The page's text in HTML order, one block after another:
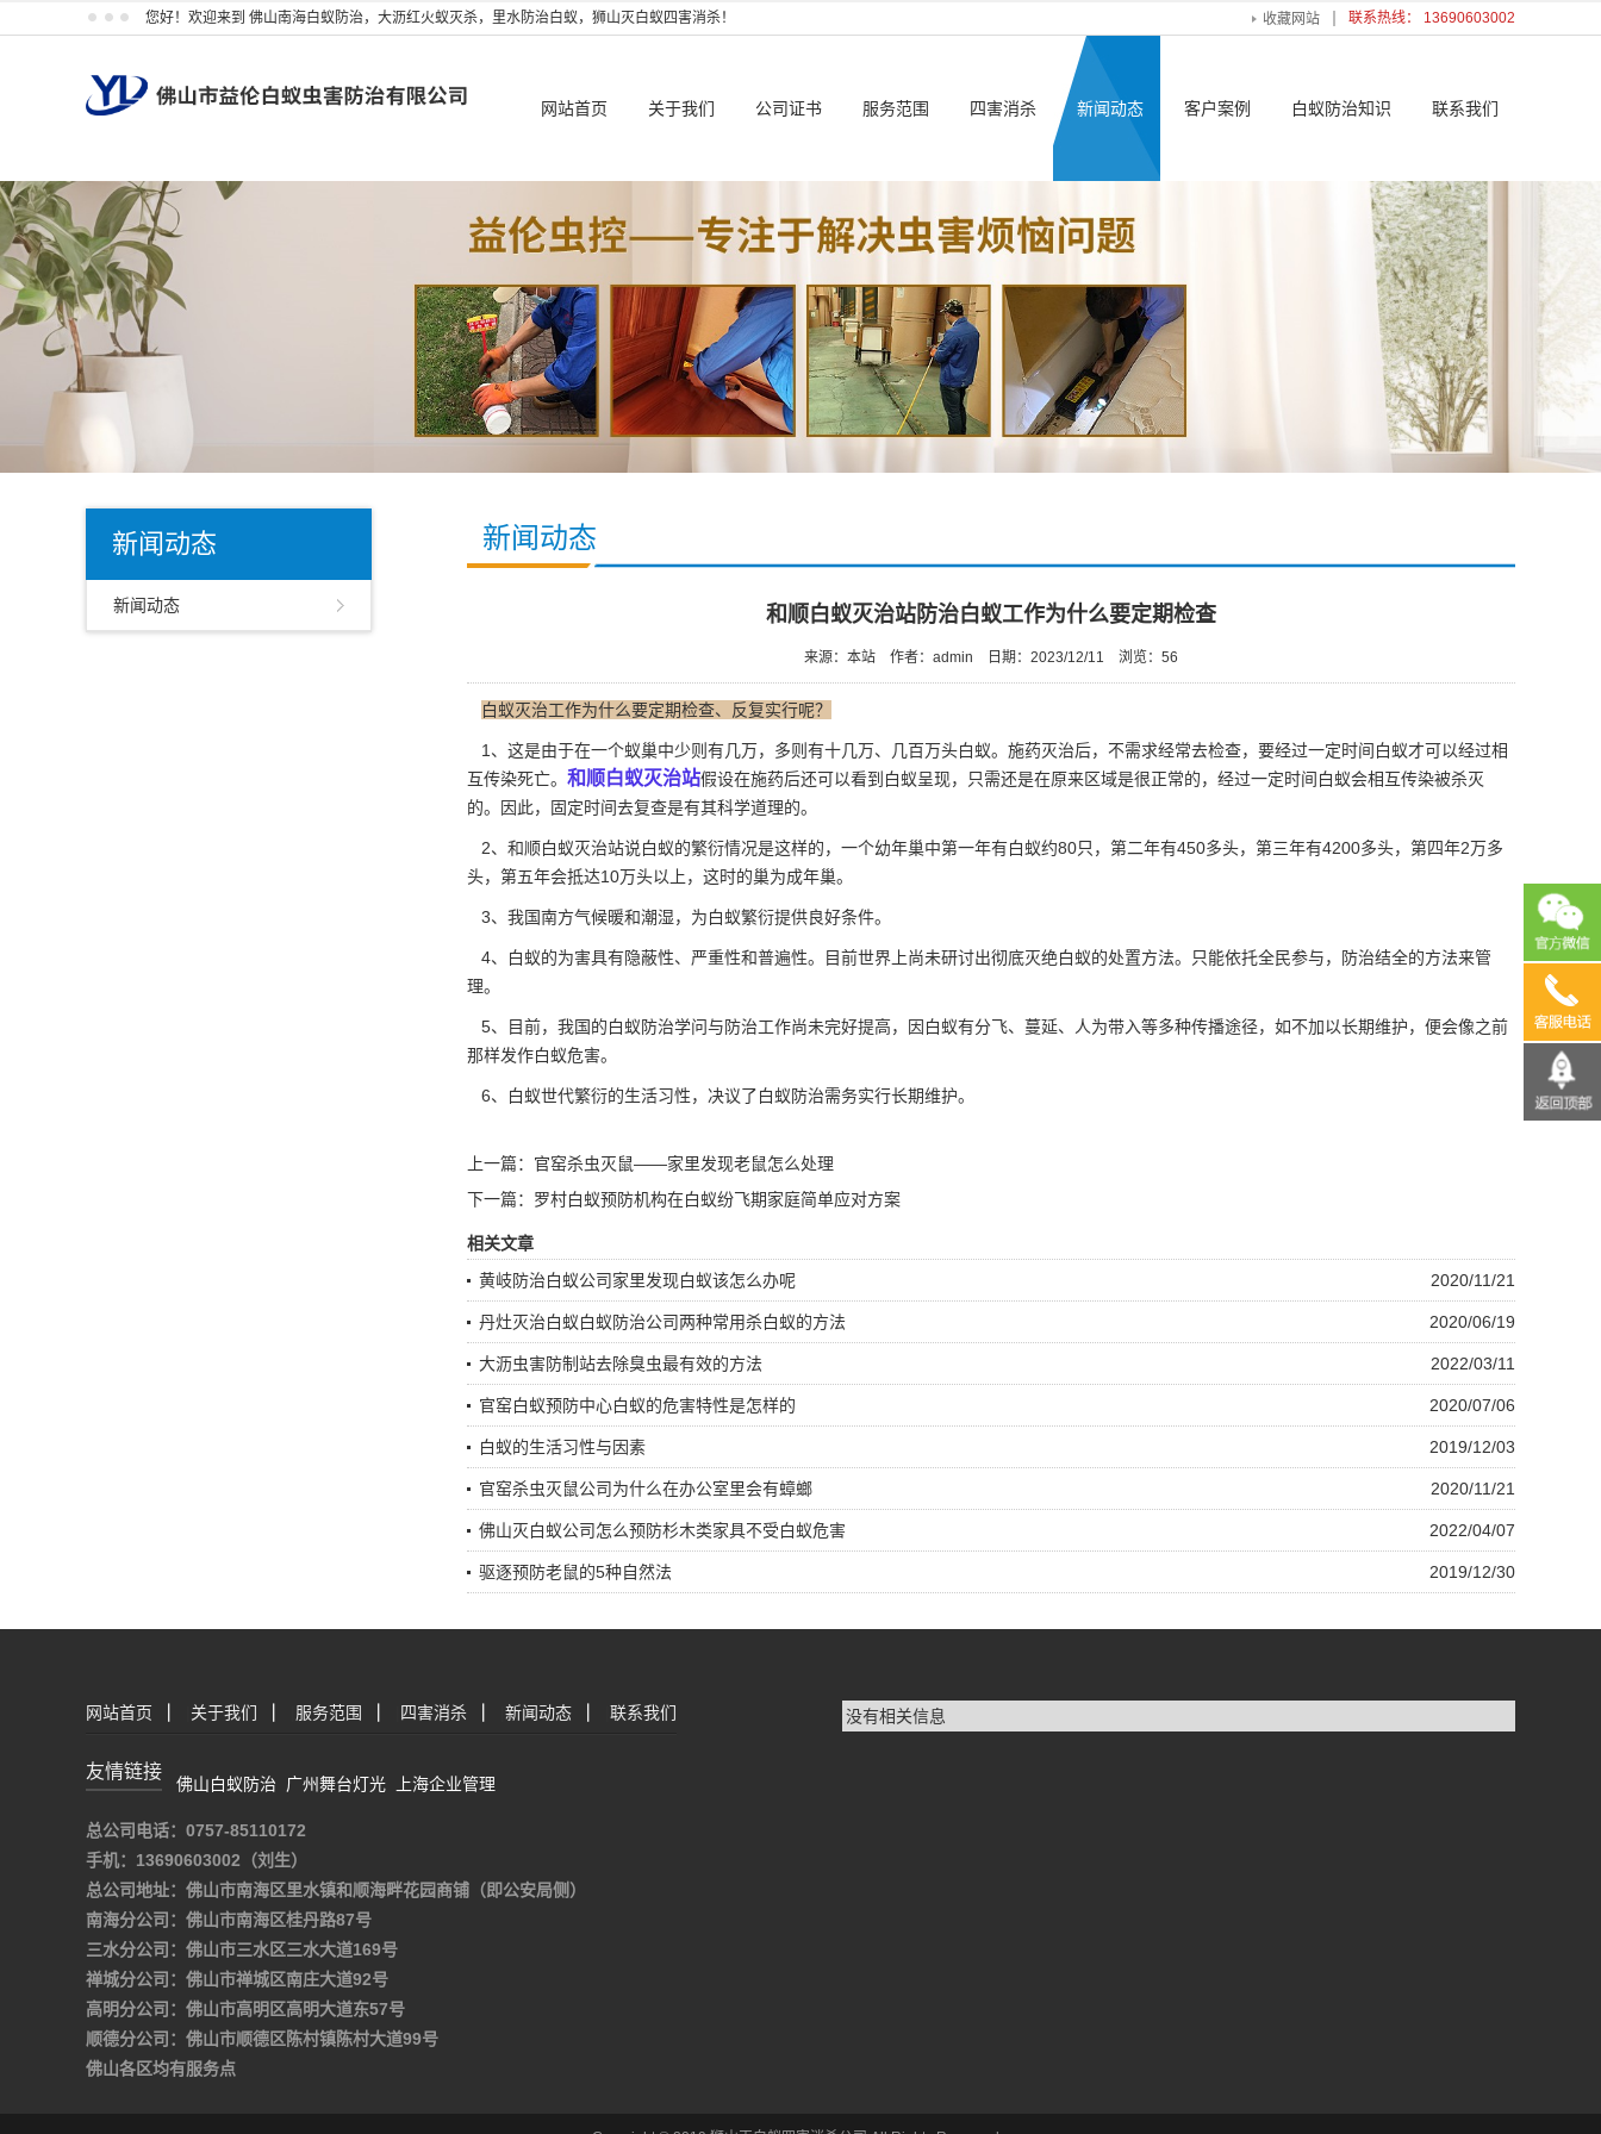
您好！欢迎来到 佛山南海白蚁防治，大沥红火蚁灭杀，里水防治白蚁，狮山灭白蚁四害消杀！ 收藏网站 联系热线： 13690603002
网站首页 关于我们 公司证书 服务范围 四害消杀 新闻动态 客户案例 白蚁防治知识 联系我们
新闻动态
新闻动态
新闻动态
和顺白蚁灭治站防治白蚁工作为什么要定期检查
来源：本站 作者：admin 日期：2023/12/11 浏览： 56
白蚁灭治工作为什么要定期检查、反复实行呢？
1、这是由于在一个蚁巢中少则有几万，多则有十几万、几百万头白蚁。施药灭治后，不需求经常去检查，要经过一定时间白蚁才可以经过相
互传染死亡。 和顺白蚁灭治站假设在施药后还可以看到白蚁呈现，只需还是在原来区域是很正常的，经过一定时间白蚁会相互传染被杀灭
的。因此，固定时间去复查是有其科学道理的。
2、和顺白蚁灭治站说白蚁的繁衍情况是这样的，一个幼年巢中第一年有白蚁约80只，第二年有450多头，第三年有4200多头，第四年2万多
头，第五年会抵达10万头以上，这时的巢为成年巢。
3、我国南方气候暖和潮湿，为白蚁繁衍提供良好条件。
4、白蚁的为害具有隐蔽性、严重性和普遍性。目前世界上尚未研讨出彻底灭绝白蚁的处置方法。只能依托全民参与，防治结全的方法来管
理。
5、目前，我国的白蚁防治学问与防治工作尚未完好提高，因白蚁有分飞、蔓延、人为带入等多种传播途径，如不加以长期维护，便会像之前
那样发作白蚁危害。
6、白蚁世代繁衍的生活习性，决议了白蚁防治需务实行长期维护。
上一篇： 官窑杀虫灭鼠——家里发现老鼠怎么处理
下一篇： 罗村白蚁预防机构在白蚁纷飞期家庭简单应对方案
相关文章
2020/11/21
黄岐防治白蚁公司家里发现白蚁该怎么办呢
2020/06/19
丹灶灭治白蚁白蚁防治公司两种常用杀白蚁的方法
2022/03/11
大沥虫害防制站去除臭虫最有效的方法
2020/07/06
官窑白蚁预防中心白蚁的危害特性是怎样的
2019/12/03
白蚁的生活习性与因素
2020/11/21
官窑杀虫灭鼠公司为什么在办公室里会有蟑螂
2022/04/07
佛山灭白蚁公司怎么预防杉木类家具不受白蚁危害
2019/12/30
驱逐预防老鼠的5种自然法
网站首页 关于我们 服务范围 四害消杀 新闻动态 联系我们
友情链接
佛山白蚁防治 广州舞台灯光 上海企业管理
总公司电话：0757-85110172
手机：13690603002（刘生）
总公司地址：佛山市南海区里水镇和顺海畔花园商铺（即公安局侧）
南海分公司：佛山市南海区桂丹路87号
三水分公司：佛山市三水区三水大道169号
禅城分公司：佛山市禅城区南庄大道92号
高明分公司：佛山市高明区高明大道东57号
顺德分公司：佛山市顺德区陈村镇陈村大道99号
佛山各区均有服务点
没有相关信息